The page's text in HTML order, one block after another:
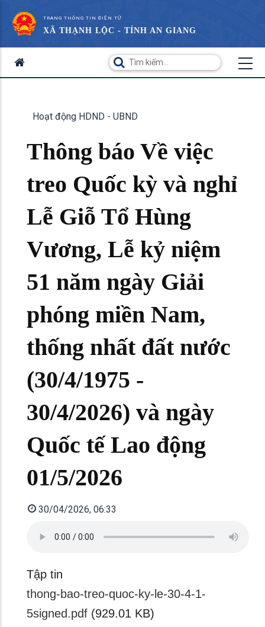
TRANG THÔNG TIN ĐIỆN TỬ
XÃ THẠNH LỘC - TỈNH AN GIANG
Hoạt động HDND - UBND
Thông báo Về việc
treo Quốc kỳ và nghỉ
Lễ Giỗ Tổ Hùng
Vương, Lễ kỷ niệm
51 năm ngày Giải
phóng miền Nam,
thống nhất đất nước
(30/4/1975 -
30/4/2026) và ngày
Quốc tế Lao động
01/5/2026
30/04/2026, 06:33
Tập tin
thong-bao-treo-quoc-ky-le-30-4-1-
5signed.pdf (929.01 KB)